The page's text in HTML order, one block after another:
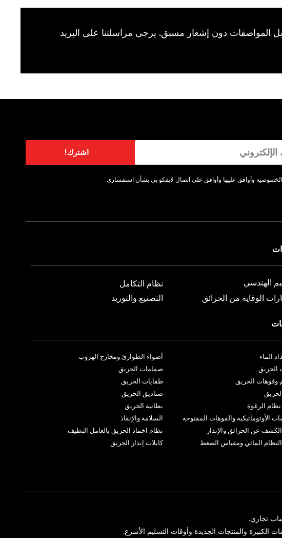
المواصفات دون إشعار مسبق. يرجى مراسلتنا على البريد
اشترك!
وأوافق عليها وأوافق على اتصال لايفكو بي بشأن استفساري.
الهندسي
نظام التكامل
الوقاية من الحرائق
التصنيع والتوريد
الماء
أضواء الطوارئ ومخارج الهروب
صمامات الحريق
وفوهات الحريق
طفايات الحريق
صناديق الحريق
الرغوة
بطانية الحريق
الأوتوماتيكية والفوهات المفتوحة
السلامة والإنقاذ
عن الحرائق والإنذار
نظام اخماد الحريق بالعامل النظيف
النظام المائي ومقياس الضغط
كابلات إنذار الحريق
تجاري.
الكبيرة والمنتجات الجديدة وأوقات التسليم الأسرع.